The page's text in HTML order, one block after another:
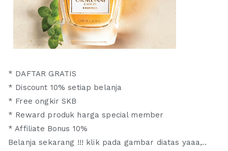
* DAFTAR GRATIS
* Discount 10% setiap belanja
* Free ongkir SKB
* Reward produk harga special member
* Affiliate Bonus 10%
Belanja sekarang !!! klik pada gambar diatas yaaa,..